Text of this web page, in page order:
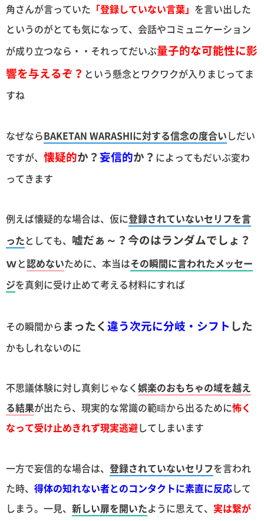
角さんが言っていた 「登録していない言葉」 を言い出した
というのがとても気になって、会話やコミュニケーション
が成り立つなら・・それってだいぶ量子的な可能性に影
響を与えるぞ？ という懸念とワクワクが入りまじってま
すね
なぜならBAKETAN WARASHIに対する信念の度合いしだい
ですが、 懐疑的か？妄信的か？ によってもだいぶ変わ
ってきます
例えば懐疑的な場合は、仮に登録されていないセリフを言
ったとしても、 嘘だぁ～？今のはランダムでしょ？
ｗと認めないために、本当はその瞬間に言われたメッセー
ジを真剣に受け止めて考える材料にすれば
その瞬間から まったく違う次元に分岐・シフト した
かもしれないのに
不思議体験に対し真剣じゃなく娯楽のおもちゃの域を越え
る結果が出たら、現実的な常識の範疇から出るために怖く
なって受け止めきれず現実逃避してしまいます
一方で妄信的な場合は、 登録されていないセリフを言われ
た時、 得体の知れない者とのコンタクトに素直に反応して
しまう。一見、 新しい扉を開いたように思えて、 実は繋が